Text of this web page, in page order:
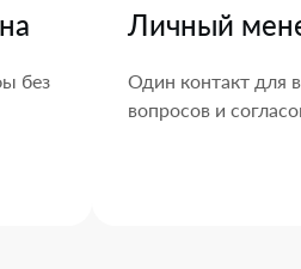
без
Личный
Один контакт для
вопросов и